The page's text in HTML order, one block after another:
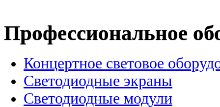
Профессиональное
Концертное световое
Cветодиодные экраны
Светодиодные модули